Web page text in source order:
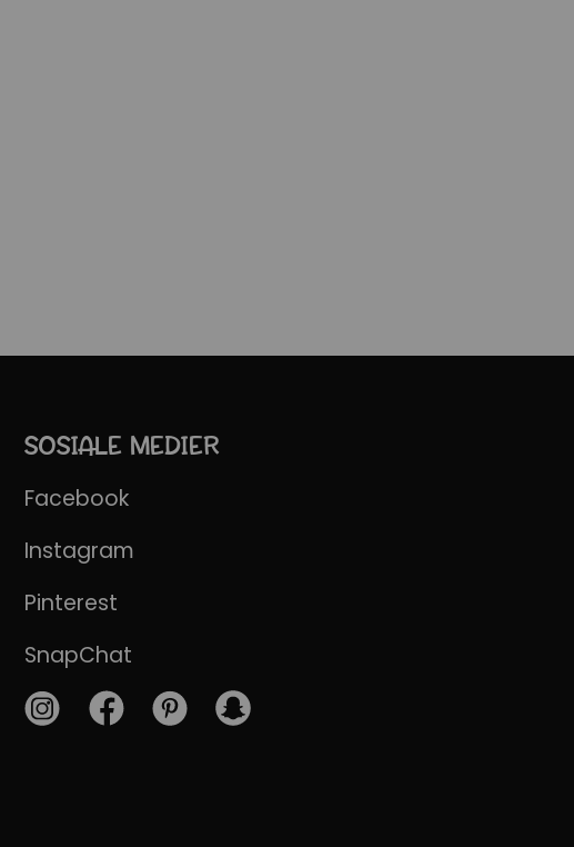
SOSIALE MEDIER
Facebook
Instagram
Pinterest
SnapChat